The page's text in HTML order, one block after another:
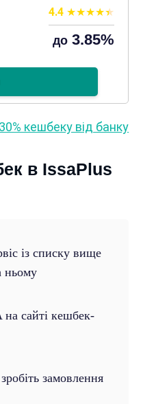
4.4
до 3.85%
кешбеку від банку
в IssaPlus
із списку вище
ньому
на сайті кешбек-
замовлення